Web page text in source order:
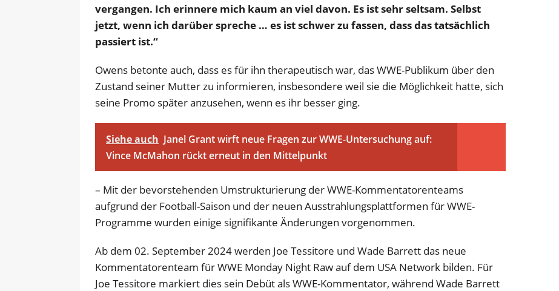
vergangen. Ich erinnere mich kaum an viel davon. Es ist sehr seltsam. Selbst
jetzt, wenn ich darüber spreche … es ist schwer zu fassen, dass das tatsächlich
passiert ist.“
Owens betonte auch, dass es für ihn therapeutisch war, das WWE-Publikum über den
Zustand seiner Mutter zu informieren, insbesondere weil sie die Möglichkeit hatte, sich
seine Promo später anzusehen, wenn es ihr besser ging.
Siehe auch Janel Grant wirft neue Fragen zur WWE-Untersuchung auf:
Vince McMahon rückt erneut in den Mittelpunkt
– Mit der bevorstehenden Umstrukturierung der WWE-Kommentatorenteams
aufgrund der Football-Saison und der neuen Ausstrahlungsplattformen für WWE-
Programme wurden einige signifikante Änderungen vorgenommen.
Ab dem 02. September 2024 werden Joe Tessitore und Wade Barrett das neue
Kommentatorenteam für WWE Monday Night Raw auf dem USA Network bilden. Für
Joe Tessitore markiert dies sein Debüt als WWE-Kommentator, während Wade Barrett